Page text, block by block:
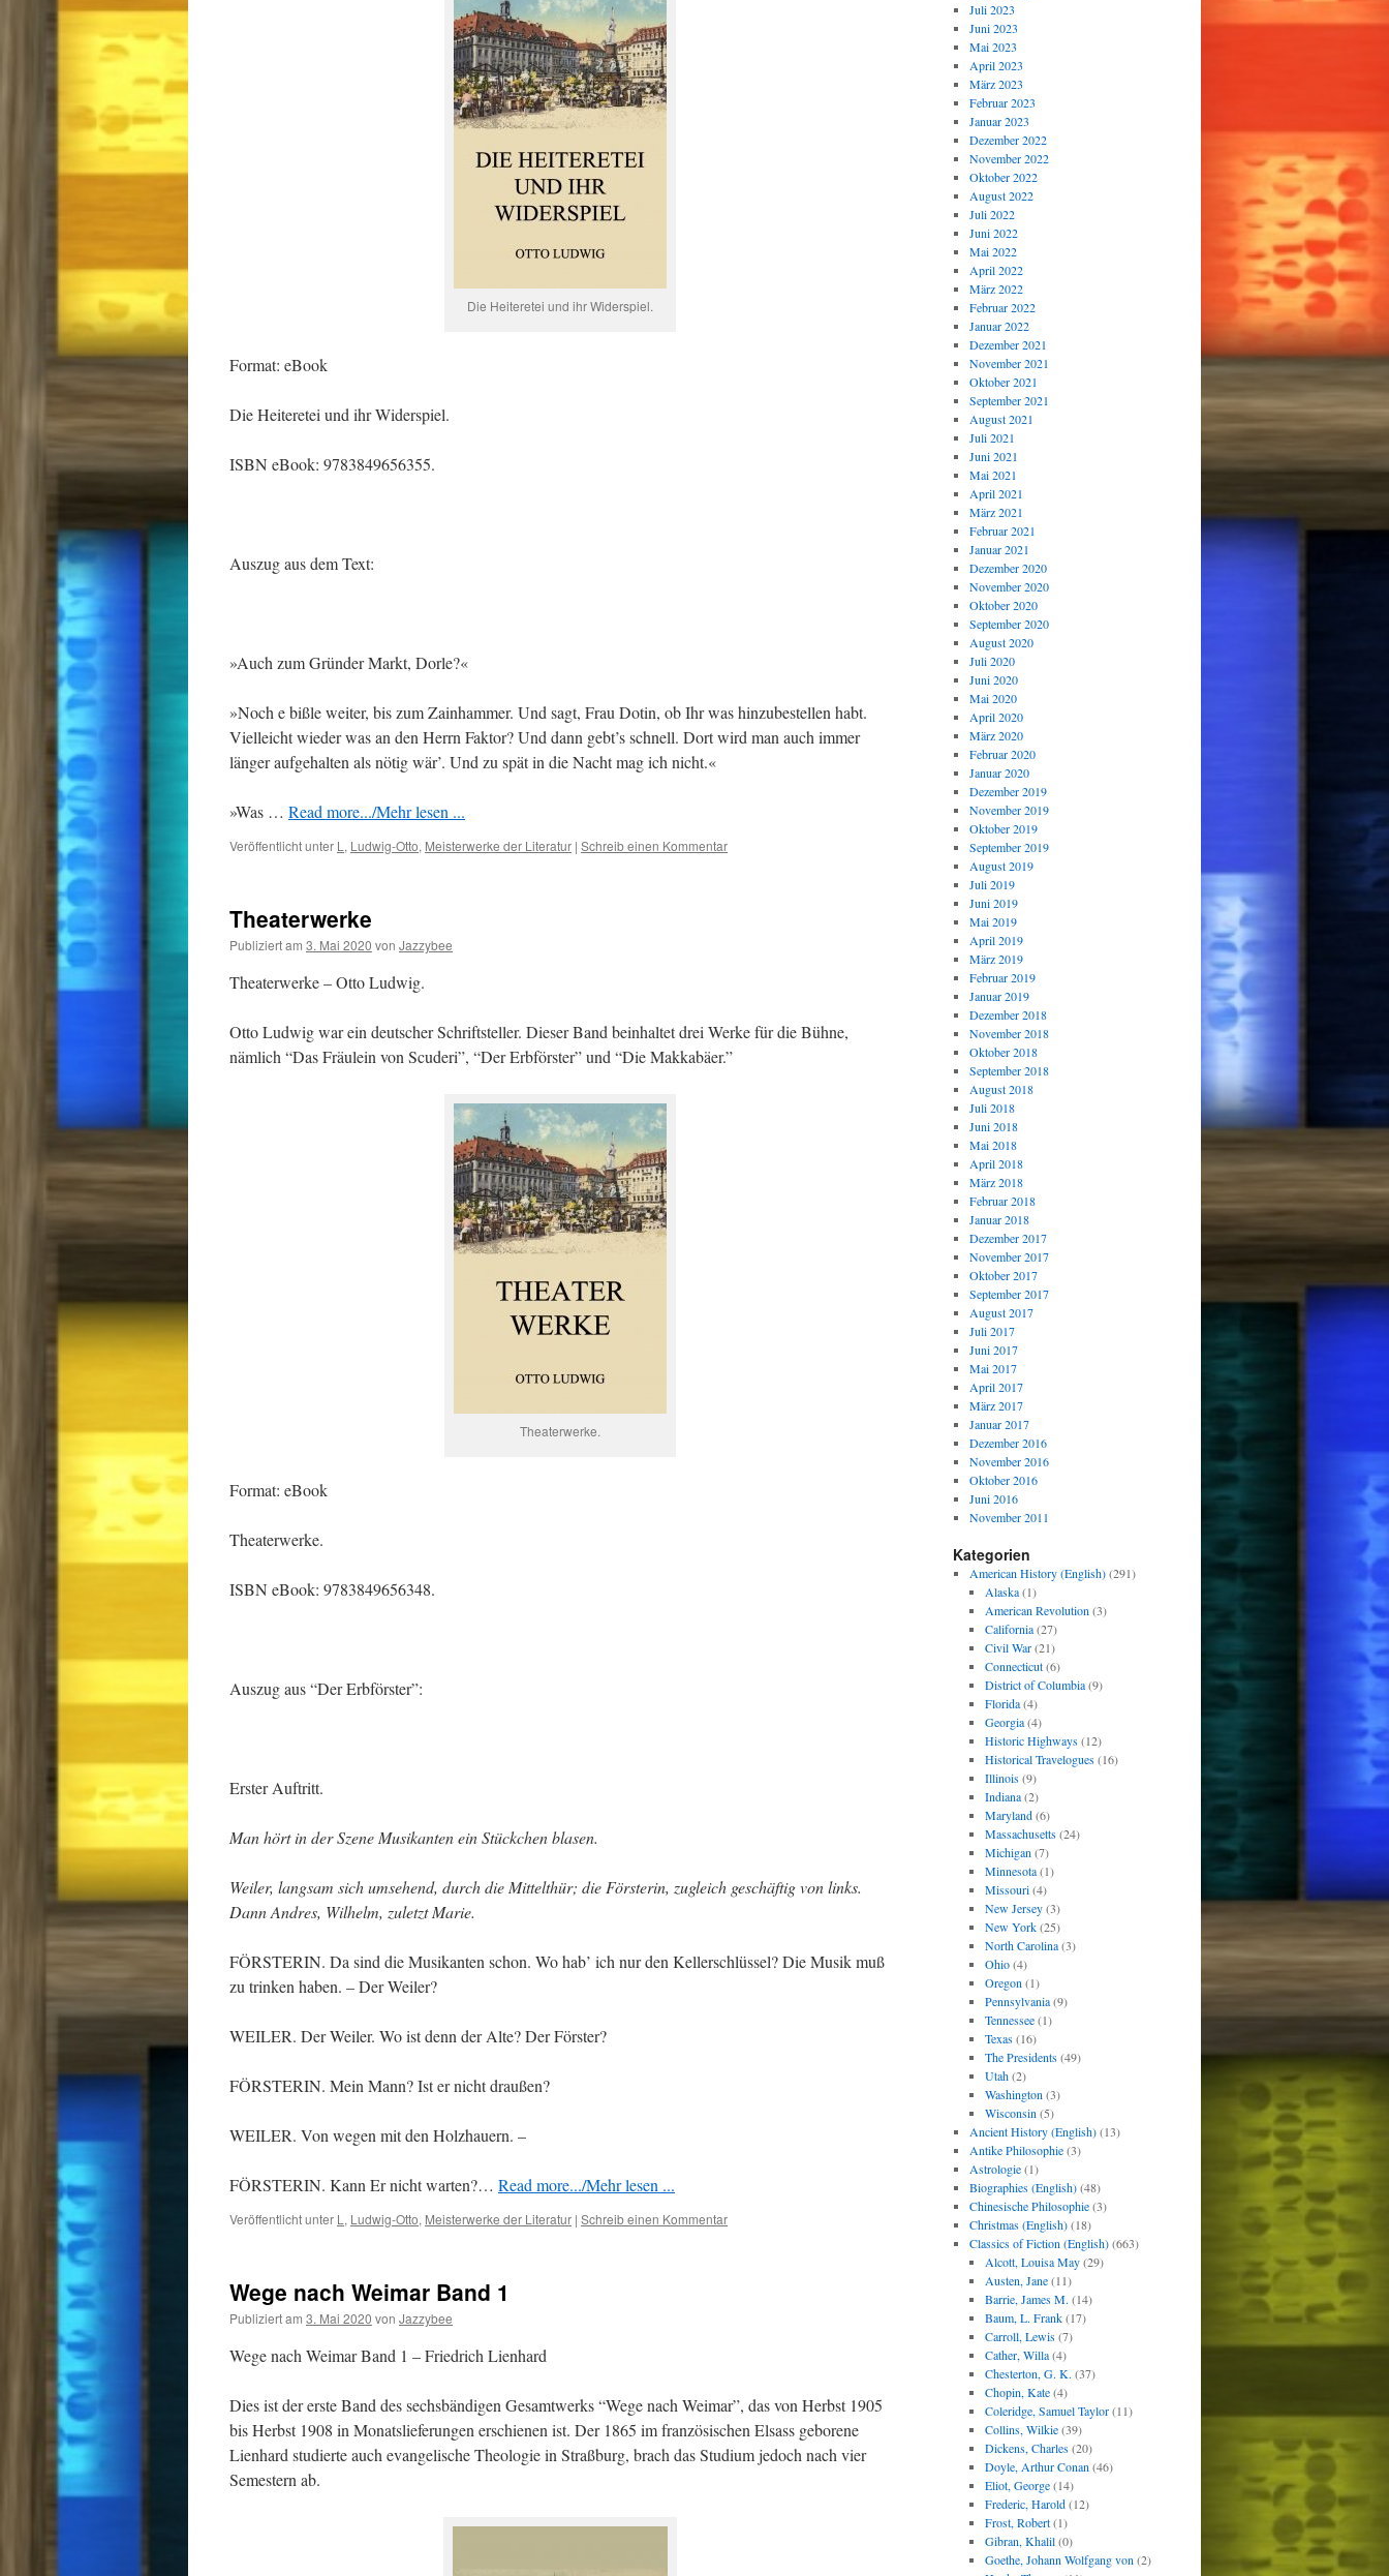
Die Heiteretei und ihr Widerspiel.
Format: eBook
Die Heiteretei und ihr Widerspiel.
ISBN eBook: 9783849656355.
Auszug aus dem Text:
»Auch zum Gründer Markt, Dorle?«
»Noch e bißle weiter, bis zum Zainhammer. Und sagt, Frau Dotin, ob Ihr was hinzubestellen habt.
Vielleicht wieder was an den Herrn Faktor? Und dann gebt’s schnell. Dort wird man auch immer
länger aufgehalten als nötig wär’. Und zu spät in die Nacht mag ich nicht.«
»Was … Read more.../Mehr lesen ...
Veröffentlicht unter L , Ludwig-Otto, Meisterwerke der Literatur | Schreib einen Kommentar
Theaterwerke
Publiziert am 3. Mai 2020 von Jazzybee
Theaterwerke – Otto Ludwig.
Otto Ludwig war ein deutscher Schriftsteller. Dieser Band beinhaltet drei Werke für die Bühne,
nämlich “Das Fräulein von Scuderi”, “Der Erbförster” und “Die Makkabäer.”
Theaterwerke.
Format: eBook
Theaterwerke.
ISBN eBook: 9783849656348.
Auszug aus “Der Erbförster”:
Erster Auftritt.
Man hört in der Szene Musikanten ein Stückchen blasen.
Weiler, langsam sich umsehend, durch die Mittelthür; die Försterin, zugleich geschäftig von links.
Dann Andres, Wilhelm, zuletzt Marie.
FÖRSTERIN. Da sind die Musikanten schon. Wo hab’ ich nur den Kellerschlüssel? Die Musik muß
zu trinken haben. – Der Weiler?
WEILER. Der Weiler. Wo ist denn der Alte? Der Förster?
FÖRSTERIN. Mein Mann? Ist er nicht draußen?
WEILER. Von wegen mit den Holzhauern. –
FÖRSTERIN. Kann Er nicht warten?… Read more.../Mehr lesen ...
Veröffentlicht unter L , Ludwig-Otto, Meisterwerke der Literatur | Schreib einen Kommentar
Wege nach Weimar Band 1
Publiziert am 3. Mai 2020 von Jazzybee
Wege nach Weimar Band 1 – Friedrich Lienhard
Dies ist der erste Band des sechsbändigen Gesamtwerks “Wege nach Weimar”, das von Herbst 1905
bis Herbst 1908 in Monatslieferungen erschienen ist. Der 1865 im französischen Elsass geborene
Lienhard studierte auch evangelische Theologie in Straßburg, brach das Studium jedoch nach vier
Semestern ab.
Juli 2023
Juni 2023
Mai 2023
April 2023
März 2023
Februar 2023
Januar 2023
Dezember 2022
November 2022
Oktober 2022
August 2022
Juli 2022
Juni 2022
Mai 2022
April 2022
März 2022
Februar 2022
Januar 2022
Dezember 2021
November 2021
Oktober 2021
September 2021
August 2021
Juli 2021
Juni 2021
Mai 2021
April 2021
März 2021
Februar 2021
Januar 2021
Dezember 2020
November 2020
Oktober 2020
September 2020
August 2020
Juli 2020
Juni 2020
Mai 2020
April 2020
März 2020
Februar 2020
Januar 2020
Dezember 2019
November 2019
Oktober 2019
September 2019
August 2019
Juli 2019
Juni 2019
Mai 2019
April 2019
März 2019
Februar 2019
Januar 2019
Dezember 2018
November 2018
Oktober 2018
September 2018
August 2018
Juli 2018
Juni 2018
Mai 2018
April 2018
März 2018
Februar 2018
Januar 2018
Dezember 2017
November 2017
Oktober 2017
September 2017
August 2017
Juli 2017
Juni 2017
Mai 2017
April 2017
März 2017
Januar 2017
Dezember 2016
November 2016
Oktober 2016
Juni 2016
November 2011
Kategorien
American History (English)(291)
Alaska(1)
American Revolution (3)
California(27)
Civil War(21)
Connecticut(6)
District of Columbia(9)
Florida(4)
Georgia(4)
Historic Highways(12)
Historical Travelogues(16)
Illinois(9)
Indiana(2)
Maryland(6)
Massachusetts(24)
Michigan (7)
Minnesota(1)
Missouri(4)
New Jersey(3)
New York(25)
North Carolina(3)
Ohio(4)
Oregon (1)
Pennsylvania(9)
Tennessee(1)
Texas(16)
The Presidents(49)
Utah(2)
Washington (3)
Wisconsin (5)
Ancient History (English)(13)
Antike Philosophie(3)
Astrologie(1)
Biographies (English)(48)
Chinesische Philosophie(3)
Christmas (English)(18)
Classics of Fiction (English)(663)
Alcott, Louisa May(29)
Austen, Jane(11)
Barrie, James M. (14)
Baum, L. Frank(17)
Carroll, Lewis(7)
Cather, Willa(4)
Chesterton, G. K. (37)
Chopin, Kate(4)
Coleridge, Samuel Taylor(11)
Collins, Wilkie(39)
Dickens, Charles(20)
Doyle, Arthur Conan (46)
Eliot, George(14)
Frederic, Harold(12)
Frost, Robert(1)
Gibran, Khalil(0)
Goethe, Johann Wolfgang von (2)